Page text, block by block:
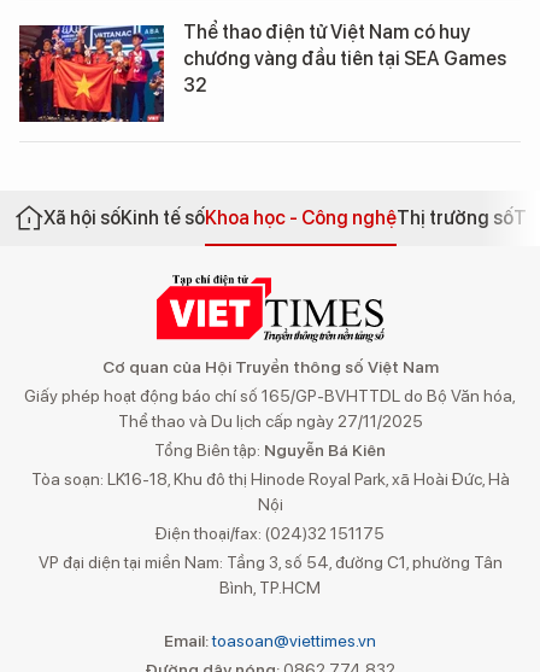
Thể thao điện tử Việt Nam có huy
chương vàng đầu tiên tại SEA Games
32
Xã hội sốKinh tế sốKhoa học - Công nghệThị trường số
Cơ quan của Hội Truyền thông số Việt Nam
Giấy phép hoạt động báo chí số 165/GP-BVHTTDL do Bộ Văn hóa,
Thể thao và Du lịch cấp ngày 27/11/2025
Tổng Biên tập: Nguyễn Bá Kiên
Tòa soạn: LK16-18, Khu đô thị Hinode Royal Park, xã Hoài Đức, Hà
Nội
Điện thoại/fax: (024)32 151175
VP đại diện tại miền Nam: Tầng 3, số 54, đường C1, phường Tân
Bình, TP.HCM
Email:toasoan@viettimes.vn